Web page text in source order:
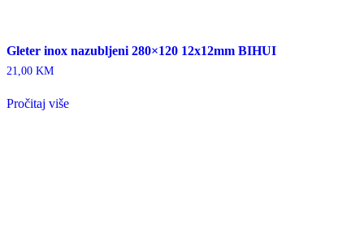
Gleter inox nazubljeni 280×120 12x12mm BIHUI
21,00 KM
Pročitaj više